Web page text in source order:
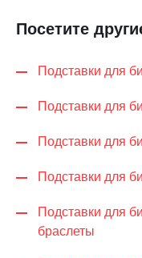
Посетите
Подставки для
Подставки для
Подставки для
Подставки для
Подставки для
браслеты